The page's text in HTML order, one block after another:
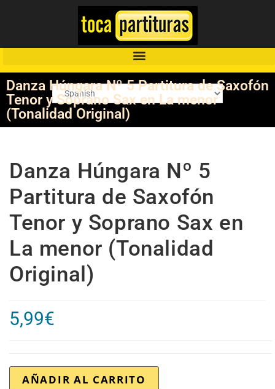
Danza Húngara Nº 5 Partitura de Saxofón
Tenor y Soprano Sax en La menor
(Tonalidad Original)
Danza Húngara Nº 5
Partitura de Saxofón
Tenor y Soprano Sax en
La menor (Tonalidad
Original)
5,99€
AÑADIR AL CARRITO